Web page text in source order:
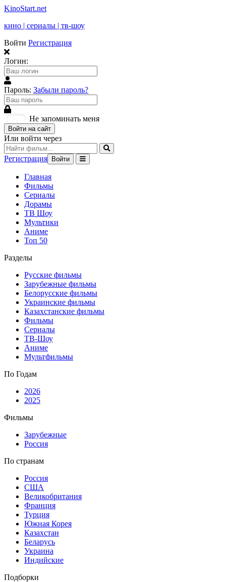
KinoStart.net
кино | сериалы | тв-шоу
Войти Регистрация
Логин:
Пароль: Забыли пароль?
Не запоминать меня
Войти на сайт
Или войти через
Регистрация Войти
Главная
Фильмы
Сериалы
Дорамы
ТВ Шоу
Мультики
Аниме
Топ 50
Разделы
Русские фильмы
Зарубежные фильмы
Белорусские фильмы
Украинские фильмы
Казахстанские фильмы
Фильмы
Сериалы
ТВ-Шоу
Аниме
Мультфильмы
По Годам
2026
2025
Фильмы
Зарубежные
Россия
По странам
Россия
США
Великобритания
Франция
Турция
Южная Корея
Казахстан
Беларусь
Украина
Индийские
Подборки